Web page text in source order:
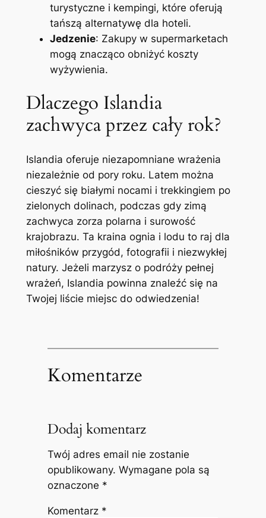
turystyczne i kempingi, które oferują
tańszą alternatywę dla hoteli.
Jedzenie: Zakupy w supermarketach
mogą znacząco obniżyć koszty
wyżywienia.
Dlaczego Islandia
zachwyca przez cały rok?
Islandia oferuje niezapomniane wrażenia
niezależnie od pory roku. Latem można
cieszyć się białymi nocami i trekkingiem po
zielonych dolinach, podczas gdy zimą
zachwyca zorza polarna i surowość
krajobrazu. Ta kraina ognia i lodu to raj dla
miłośników przygód, fotografii i niezwykłej
natury. Jeżeli marzysz o podróży pełnej
wrażeń, Islandia powinna znaleźć się na
Twojej liście miejsc do odwiedzenia!
Komentarze
Dodaj komentarz
Twój adres email nie zostanie
opublikowany. Wymagane pola są
oznaczone *
Komentarz *